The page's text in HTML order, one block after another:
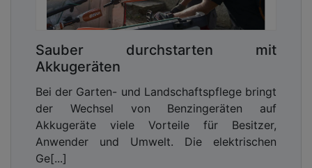
Sauber durchstarten mit
Akkugeräten
Bei der Garten- und Landschaftspflege bringt
der Wechsel von Benzingeräten auf
Akkugeräte viele Vorteile für Besitzer,
Anwender und Umwelt. Die elektrischen
Ge[...]